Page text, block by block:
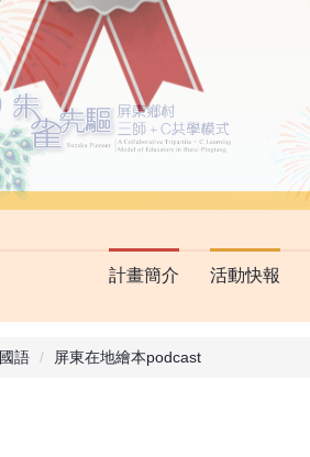
計畫簡介 活動快報
國語 屏東在地繪本podcast